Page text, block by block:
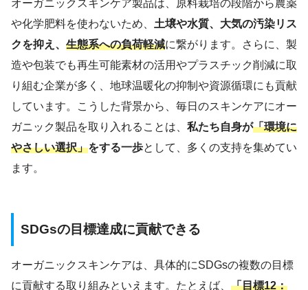
オーガニックスキンケア製品は、原料栽培の段階から農薬
や化学肥料を使わないため、 土壌や水質、大気の汚染リス
クを抑え、 生態系への負荷軽減に繋がります。さらに、製
造や包装でも再生可能素材の活用やプラスチック削減に取
り組む企業が多く、地球温暖化の抑制や資源循環にも貢献
しています。こうした背景から、毎日のスキンケアにオー
ガニック製品を取り入れることは、 私たち自身が「環境に
やさしい選択」をする一歩として、多くの支持を集めてい
ます。
SDGsの目標達成に貢献できる
オーガニックスキンケアは、具体的にSDGsの複数の目標
に貢献する取り組みといえます。たとえば、 「目標12：